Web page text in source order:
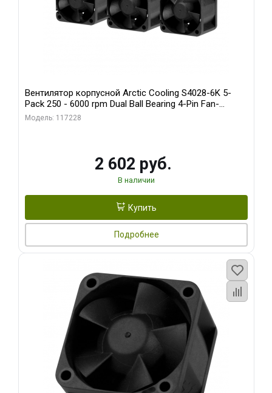
Вентилятор корпусной Arctic Cooling S4028-6K 5-
Pack 250 - 6000 rpm Dual Ball Bearing 4-Pin Fan-
Connector (ACFAN00273A)
Модель: 117228
2 602 руб.
В наличии
Купить
Подробнее